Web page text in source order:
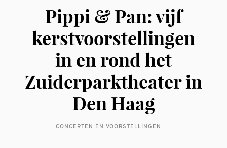
Pippi & Pan: vijf
kerstvoorstellingen
in en rond het
Zuiderparktheater in
Den Haag
CONCERTEN EN VOORSTELLINGEN